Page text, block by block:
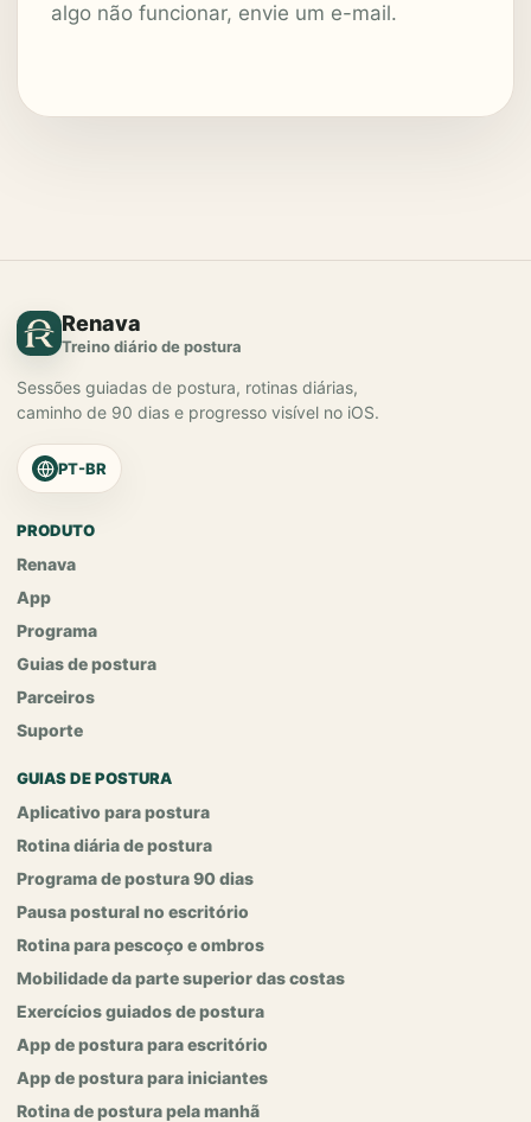
algo não funcionar, envie um e-mail.
Renava
Treino diário de postura
Sessões guiadas de postura, rotinas diárias,
caminho de 90 dias e progresso visível no iOS.
PT-BR
PRODUTO
Renava
App
Programa
Guias de postura
Parceiros
Suporte
GUIAS DE POSTURA
Aplicativo para postura
Rotina diária de postura
Programa de postura 90 dias
Pausa postural no escritório
Rotina para pescoço e ombros
Mobilidade da parte superior das costas
Exercícios guiados de postura
App de postura para escritório
App de postura para iniciantes
Rotina de postura pela manhã